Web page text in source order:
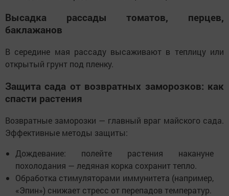
Высадка рассады томатов, перцев,
баклажанов
В середине мая рассаду высаживают в теплицу или
открытый грунт под пленку.
Защита сада от возвратных заморозков: как
спасти растения
Возвратные заморозки — главный враг майского сада.
Эффективные методы защиты:
Дождевание: полейте растения накануне
похолодания — ледяная корка сохранит тепло.
Обработка стимуляторами иммунитета (например,
«Эпин») снижает стресс от перепадов температур.